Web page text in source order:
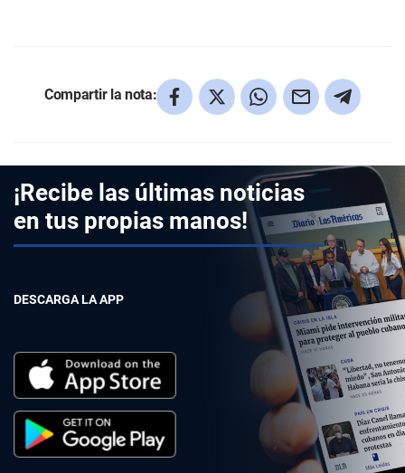
Compartir la nota:
¡Recibe las últimas noticias
en tus propias manos!
DESCARGA LA APP